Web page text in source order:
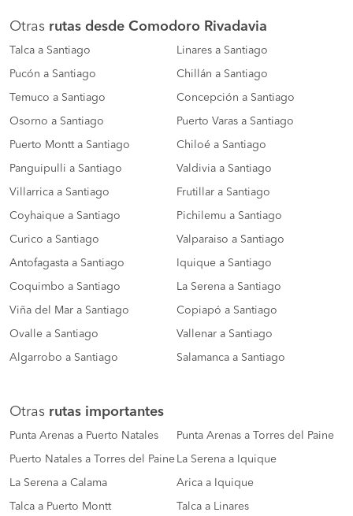
Otras rutas desde Comodoro Rivadavia
Talca a Santiago Linares a Santiago
Pucón a Santiago Chillán a Santiago
Temuco a Santiago Concepción a Santiago
Osorno a Santiago Puerto Varas a Santiago
Puerto Montt a Santiago Chiloé a Santiago
Panguipulli a Santiago Valdivia a Santiago
Villarrica a Santiago Frutillar a Santiago
Coyhaique a Santiago Pichilemu a Santiago
Curico a Santiago Valparaiso a Santiago
Antofagasta a Santiago Iquique a Santiago
Coquimbo a Santiago La Serena a Santiago
Viña del Mar a Santiago Copiapó a Santiago
Ovalle a Santiago Vallenar a Santiago
Algarrobo a Santiago Salamanca a Santiago
Otras rutas importantes
Punta Arenas a Puerto Natales Punta Arenas a Torres del Paine
Puerto Natales a Torres del Paine La Serena a Iquique
La Serena a Calama Arica a Iquique
Talca a Puerto Montt Talca a Linares